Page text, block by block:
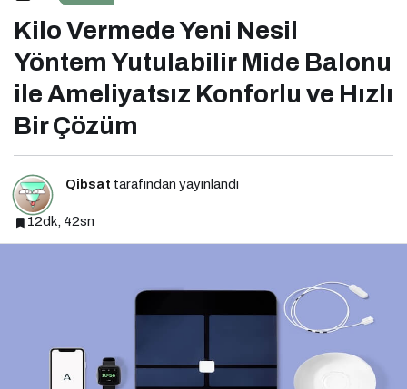
Hızlı Bir Çözüm
Kilo Vermede Yeni Nesil
Yöntem Yutulabilir Mide Balonu
ile Ameliyatsız Konforlu ve Hızlı
Bir Çözüm
Qibsat tarafından yayınlandı
12dk, 42sn